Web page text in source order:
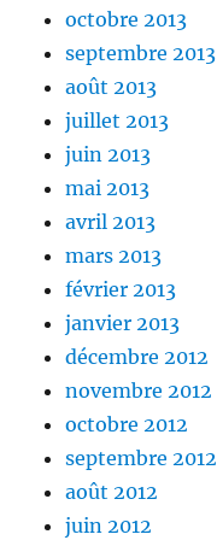
octobre 2013
septembre 2013
août 2013
juillet 2013
juin 2013
mai 2013
avril 2013
mars 2013
février 2013
janvier 2013
décembre 2012
novembre 2012
octobre 2012
septembre 2012
août 2012
juin 2012